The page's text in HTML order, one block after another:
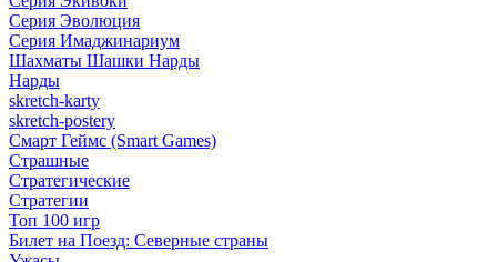
Серия Эволюция
Серия Имаджинариум
Шахматы Шашки Нарды
Нарды
skretch-karty
skretch-postery
Смарт Геймс (Smart Games)
Страшные
Стратегические
Стратегии
Топ 100 игр
Билет на Поезд: Северные страны